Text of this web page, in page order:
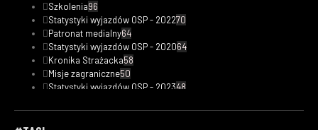
Szkolenia96
Statystyki wyjazdów OSP - 202270
Patronat medialny64
Statystyki wyjazdów OSP - 202064
Kronika Strażacka58
Misje zagraniczne50
Statystyki wyjazdów OSP - 202348
Fotorelacje33